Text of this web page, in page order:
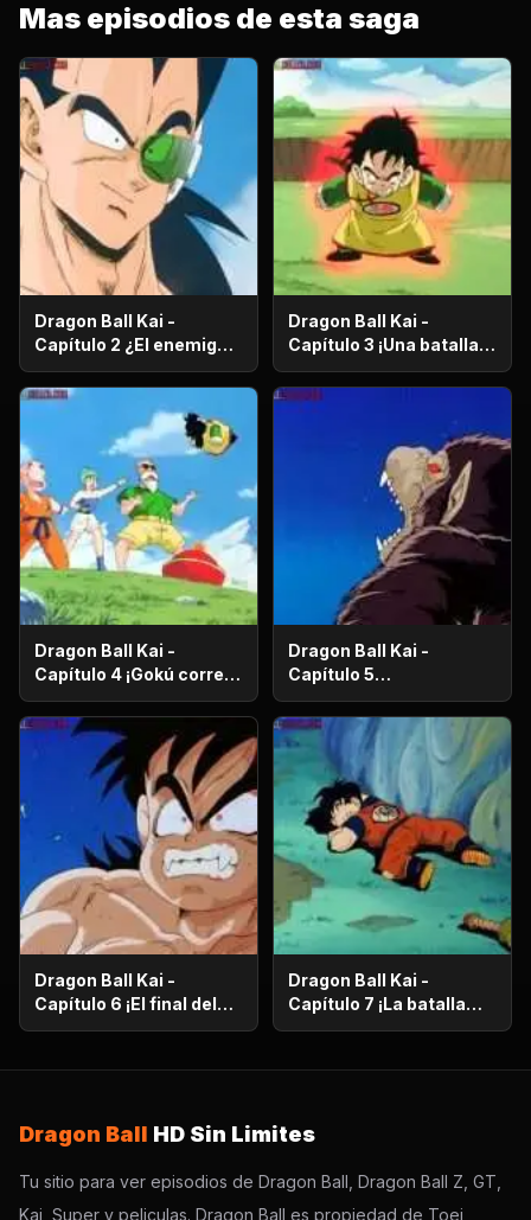
Mas episodios de esta saga
Dragon Ball Kai -
Capítulo 2 ¿El enemigo
es el hermano mayor de
Gokú? ¡El secreto de los
poderosos guerreros
Dragon Ball Kai -
Capítulo 3 ¡Una batalla
de vida o muerte! ¡El
ataque desesperado de
Dragon Ball Kai -
Capítulo 4 ¡Gokú corre
en el más allá! ¡El
camino de la serpiente
de un millón de
kilómetros!
Dragon Ball Kai -
Capítulo 5
¡Supervivencia en el
desierto! ¡La noche de
luna llena despierta a
Gohan!
Dragon Ball Kai -
Capítulo 6 ¡El final del
camino de la serpiente!
Kaio-Sama!
Dragon Ball Kai -
Capítulo 7 ¡La batalla
con gravedad diez
Gokú contra el reloj!
Dragon Ball HD Sin Limites
Tu sitio para ver episodios de Dragon Ball, Dragon Ball Z, GT,
Kai, Super y peliculas. Dragon Ball es propiedad de Toei